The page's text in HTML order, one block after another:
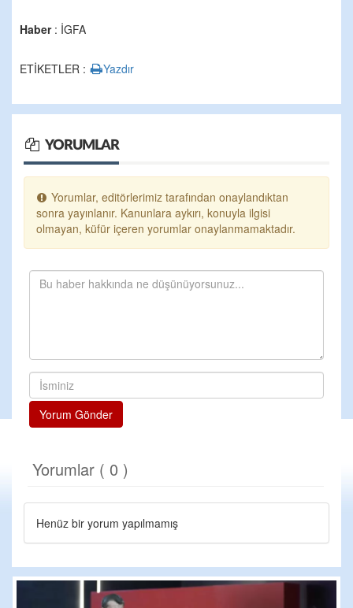
Haber: İGFA
ETİKETLER : Yazdır
YORUMLAR
Yorumlar, editörlerimiz tarafından onaylandıktan
sonra yayınlanır. Kanunlara aykırı, konuyla ilgisi
olmayan, küfür içeren yorumlar onaylanmamaktadır.
Yorum Gönder
Yorumlar ( 0 )
Henüz bir yorum yapılmamış